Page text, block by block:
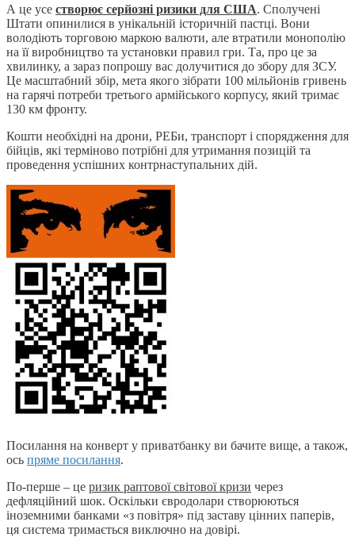
А це усе створює серйозні ризики для США. Сполучені
Штати опинилися в унікальній історичній пастці. Вони
володіють торговою маркою валюти, але втратили монополію
на її виробництво та установки правил гри. Та, про це за
хвилинку, а зараз попрошу вас долучитися до збору для ЗСУ.
Це масштабний збір, мета якого зібрати 100 мільйонів гривень
на гарячі потреби третього армійського корпусу, який тримає
130 км фронту.
Кошти необхідні на дрони, РЕБи, транспорт і спорядження для
бійців, які терміново потрібні для утримання позицій та
проведення успішних контрнаступальних дій.
Посилання на конверт у приватбанку ви бачите вище, а також,
ось пряме посилання.
По-перше – це ризик раптової світової кризи через
дефляційний шок. Оскільки євродолари створюються
іноземними банками «з повітря» під заставу цінних паперів,
ця система тримається виключно на довірі.